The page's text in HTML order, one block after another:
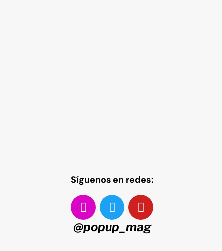
Síguenos en redes:
@popup_mag